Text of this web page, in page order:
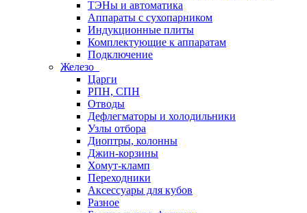
ТЭНы и автоматика
Аппараты с сухопарником
Индукционные плиты
Комплектующие к аппаратам
Подключение
Железо
Царги
РПН, СПН
Отводы
Дефлегматоры и холодильники
Узлы отбора
Диоптры, колонны
Джин-корзины
Хомут-кламп
Переходники
Аксессуары для кубов
Разное